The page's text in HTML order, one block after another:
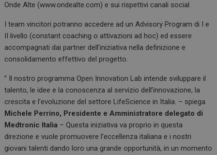
Onde Alte (www.ondealte.com) e sui rispettivi canali social.
I team vincitori potranno accedere ad un Advisory Program di I e
II livello (constant coaching o attivazioni ad hoc) ed essere
accompagnati dai partner dell’iniziativa nella definizione e
consolidamento effettivo del progetto.
” Il nostro programma Open Innovation Lab intende sviluppare il
talento, le idee e la conoscenza al servizio dell’innovazione, la
crescita e l’evoluzione del settore LifeScience in Italia. – spiega
Michele Perrino, Presidente e Amministratore delegato di
Medtronic Italia – Questa iniziativa va proprio in questa
direzione e vuole promuovere l’eccellenza italiana e i nostri
giovani talenti dando loro una grande opportunità, in un momento